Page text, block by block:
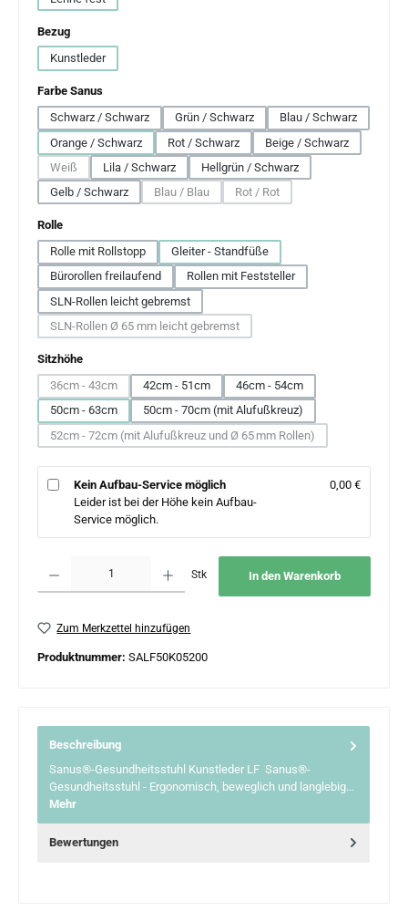
Bezugauswählen
Kunstleder
Farbe Sanusauswählen
Schwarz / Schwarz
Grün / Schwarz
Blau / Schwarz
Orange / Schwarz
Rot / Schwarz
Beige / Schwarz
Weiß
(Diese Option ist zurzeit nicht verfügbar.)
Lila / Schwarz
Hellgrün / Schwarz
Gelb / Schwarz
Blau / Blau
(Diese Option ist zurzeit nicht verfügbar.)
Rot / Rot
(Diese Option ist zurzeit nicht
Rolleauswählen
Rolle mit Rollstopp
Gleiter - Standfüße
Bürorollen freilaufend
Rollen mit Feststeller
SLN-Rollen leicht gebremst
SLN-Rollen Ø 65 mm leicht gebremst
(Diese Option ist zurzeit nicht verfügbar.)
Sitzhöheauswählen
36cm - 43cm
(Diese Option ist zurzeit nicht verfügbar.)
42cm - 51cm
46cm - 54cm
50cm - 63cm
50cm - 70cm (mit Alufußkreuz)
52cm - 72cm (mit Alufußkreuz und Ø 65 mm Rollen)
(Diese Option ist zurzeit nicht verfügbar.)
Kein Aufbau-Service möglich
Leider ist bei der Höhe kein Aufbau-
Service möglich.
0,00 €
Stk In den Warenkorb
Zum Merkzettel hinzufügen
Produktnummer: SALF50K05200
Beschreibung
Sanus®-Gesundheitsstuhl Kunstleder LF Sanus®-
Gesundheitsstuhl - Ergonomisch, beweglich und langlebig…
Mehr
Bewertungen